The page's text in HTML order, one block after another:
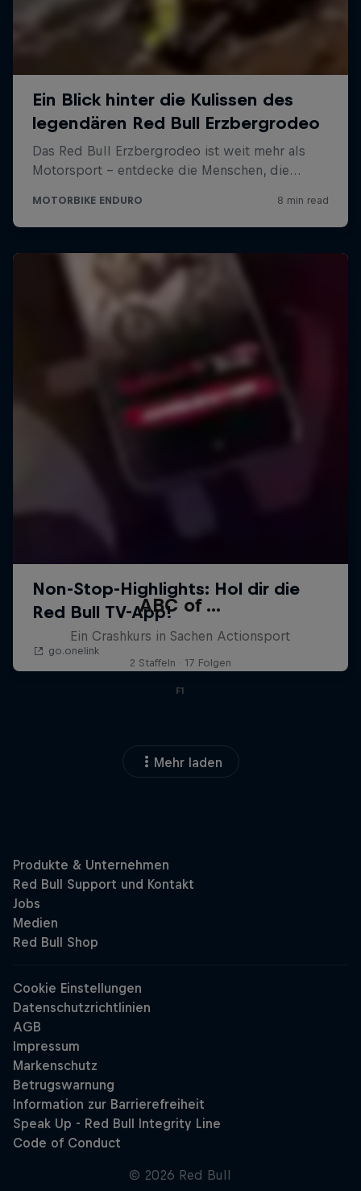
ABC of ...
Ein Crashkurs in Sachen Actionsport
2 Staffeln · 17 Folgen
F1
Mehr laden